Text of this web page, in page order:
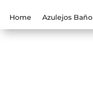
Home Azulejos Baño